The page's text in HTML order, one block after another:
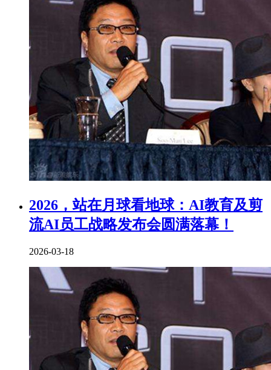
2026，站在月球看地球：AI教育及剪
流AI员工战略发布会圆满落幕！
2026-03-18